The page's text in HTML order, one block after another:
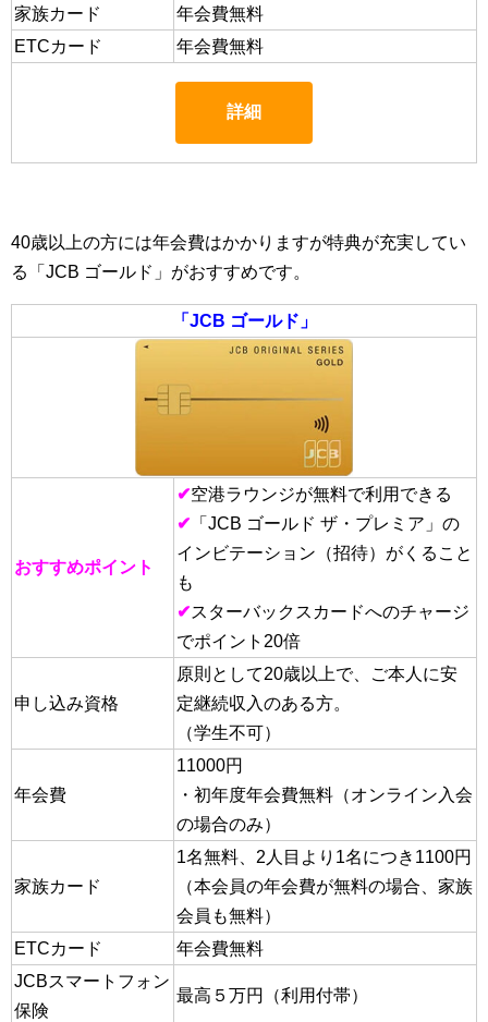
家族カード
年会費無料
ETCカード
年会費無料
詳細
40歳以上の方には年会費はかかりますが特典が充実してい
る「JCB ゴールド」がおすすめです。
「JCB ゴールド」
おすすめポイント
✔空港ラウンジが無料で利用できる
✔ 「JCB ゴールド ザ・プレミア」の
インビテーション（招待）がくること
も
✔スターバックスカードへのチャージ
でポイント20倍
申し込み資格
原則として20歳以上で、ご本人に安
定継続収入のある方。
（学生不可）
年会費
11000円
・初年度年会費無料（オンライン入会
の場合のみ）
家族カード
1名無料、2人目より1名につき1100円
（本会員の年会費が無料の場合、家族
会員も無料）
ETCカード
年会費無料
JCBスマートフォン
保険
最高５万円（利用付帯）